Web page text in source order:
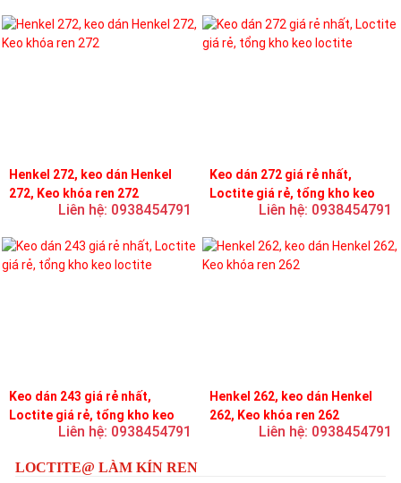
Henkel 272, keo dán Henkel
272, Keo khóa ren 272
Liên hệ: 0938454791
Keo dán 272 giá rẻ nhất,
Loctite giá rẻ, tổng kho keo
Liên hệ: 0938454791
Keo dán 243 giá rẻ nhất,
Loctite giá rẻ, tổng kho keo
Liên hệ: 0938454791
Henkel 262, keo dán Henkel
262, Keo khóa ren 262
Liên hệ: 0938454791
LOCTITE@ LÀM KÍN REN